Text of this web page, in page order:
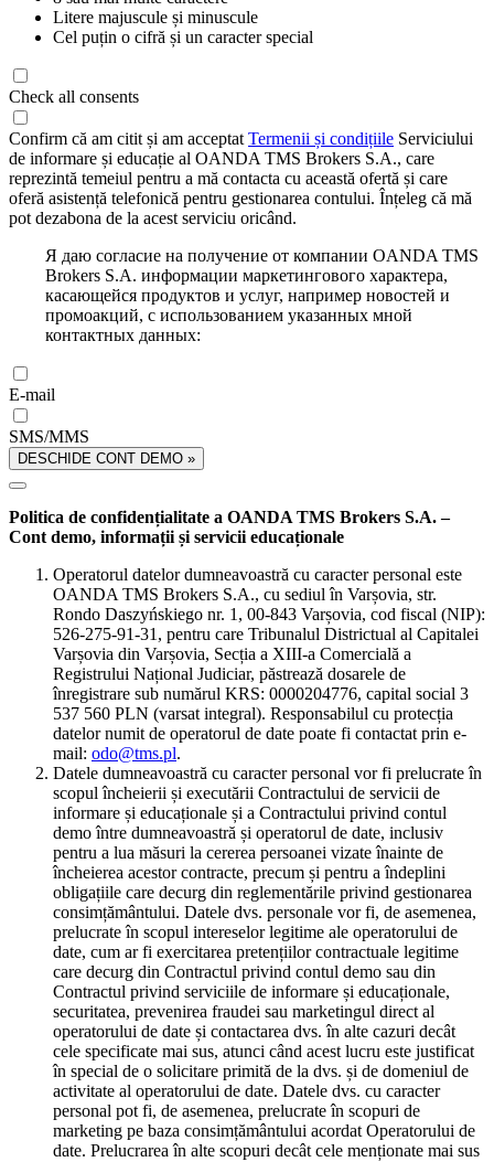
Litere majuscule și minuscule
Cel puțin o cifră și un caracter special
Check all consents
Confirm că am citit și am acceptat Termenii și condițiile Serviciului
de informare și educație al OANDA TMS Brokers S.A., care
reprezintă temeiul pentru a mă contacta cu această ofertă și care
oferă asistență telefonică pentru gestionarea contului. Înțeleg că mă
pot dezabona de la acest serviciu oricând.
Я даю согласие на получение от компании OANDA TMS
Brokers S.A. информации маркетингового характера,
касающейся продуктов и услуг, например новостей и
промоакций, с использованием указанных мной
контактных данных:
E-mail
SMS/MMS
DESCHIDE CONT DEMO »
Politica de confidențialitate a OANDA TMS Brokers S.A. –
Cont demo, informații și servicii educaționale
Operatorul datelor dumneavoastră cu caracter personal este
OANDA TMS Brokers S.A., cu sediul în Varșovia, str.
Rondo Daszyńskiego nr. 1, 00-843 Varșovia, cod fiscal (NIP):
526-275-91-31, pentru care Tribunalul Districtual al Capitalei
Varșovia din Varșovia, Secția a XIII-a Comercială a
Registrului Național Judiciar, păstrează dosarele de
înregistrare sub numărul KRS: 0000204776, capital social 3
537 560 PLN (varsat integral). Responsabilul cu protecția
datelor numit de operatorul de date poate fi contactat prin e-
mail: odo@tms.pl.
Datele dumneavoastră cu caracter personal vor fi prelucrate în
scopul încheierii și executării Contractului de servicii de
informare și educaționale și a Contractului privind contul
demo între dumneavoastră și operatorul de date, inclusiv
pentru a lua măsuri la cererea persoanei vizate înainte de
încheierea acestor contracte, precum și pentru a îndeplini
obligațiile care decurg din reglementările privind gestionarea
consimțământului. Datele dvs. personale vor fi, de asemenea,
prelucrate în scopul intereselor legitime ale operatorului de
date, cum ar fi exercitarea pretențiilor contractuale legitime
care decurg din Contractul privind contul demo sau din
Contractul privind serviciile de informare și educaționale,
securitatea, prevenirea fraudei sau marketingul direct al
operatorului de date și contactarea dvs. în alte cazuri decât
cele specificate mai sus, atunci când acest lucru este justificat
în special de o solicitare primită de la dvs. și de domeniul de
activitate al operatorului de date. Datele dvs. cu caracter
personal pot fi, de asemenea, prelucrate în scopuri de
marketing pe baza consimțământului acordat Operatorului de
date. Prelucrarea în alte scopuri decât cele menționate mai sus